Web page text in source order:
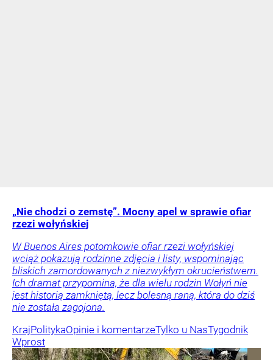
„Nie chodzi o zemstę”. Mocny apel w sprawie ofiar
rzezi wołyńskiej
W Buenos Aires potomkowie ofiar rzezi wołyńskiej
wciąż pokazują rodzinne zdjęcia i listy, wspominając
bliskich zamordowanych z niezwykłym okrucieństwem.
Ich dramat przypomina, że dla wielu rodzin Wołyń nie
jest historią zamkniętą, lecz bolesną raną, która do dziś
nie została zagojona.
KrajPolitykaOpinie i komentarzeTylko u NasTygodnik
Wprost